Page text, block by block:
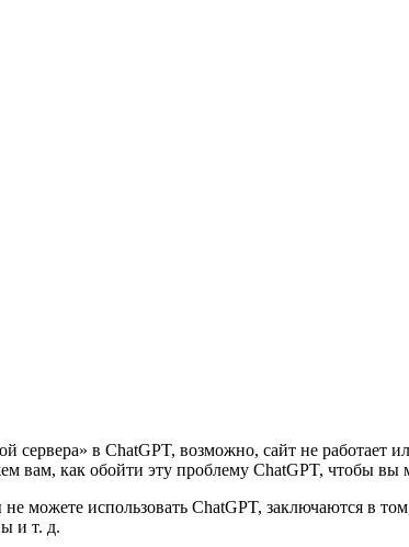
сервера» в ChatGPT, возможно, сайт не
вам, как обойти эту проблему ChatGPT, чтобы
можете использовать ChatGPT, заключаются в
и т. д.